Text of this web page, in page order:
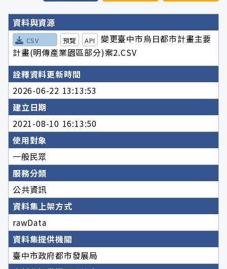
詮釋資料詳細內容
資料與資源
CSV 預覽 API
變更臺中市烏日都市計畫主要
計畫(明傳產業園區部分)案2.CSV
詮釋資料更新時間
2026-06-22 13:13:53
建立日期
2021-08-10 16:13:50
使用對象
一般民眾
服務分類
公共資訊
資料集上架方式
rawData
資料集提供機關
臺中市政府都市發展局